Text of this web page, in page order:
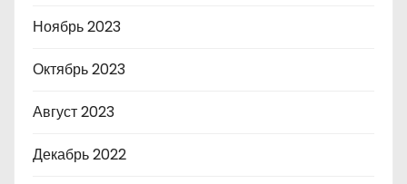
Ноябрь 2023
Октябрь 2023
Август 2023
Декабрь 2022